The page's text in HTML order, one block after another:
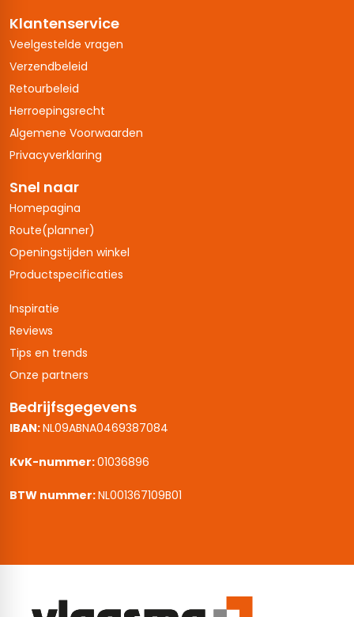
Klantenservice
Veelgestelde vragen
Verzendbeleid
Retourbeleid
Herroepingsrecht
Algemene Voorwaarden
Privacyverklaring
Snel naar
Homepagina
Route(planner)
Openingstijden winkel
Productspecificaties
Inspiratie
Reviews
Tips en trends
Onze partners
Bedrijfsgegevens
IBAN:NL09ABNA0469387084
KvK-nummer:01036896
BTW nummer:NL001367109B01